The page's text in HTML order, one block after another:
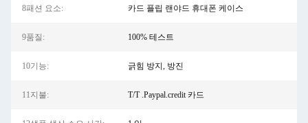
8패션 요소: 카드 플립 랜야드 휴대폰 케이스
9품질: 100% 테스트
10기능: 긁힘 방지, 방진
11지불: T/T .Paypal.credit 카드